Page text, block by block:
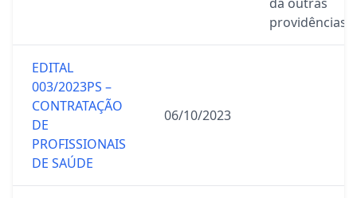
providências.
EDITAL
003/2023PS –
CONTRATAÇÃO
DE
PROFISSIONAIS
DE SAÚDE
06/10/2023